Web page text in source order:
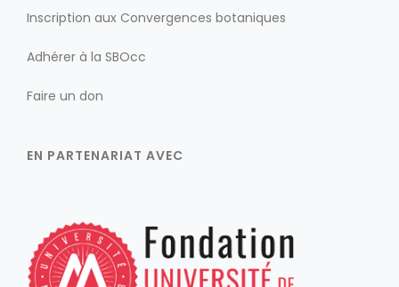
Inscription aux Convergences botaniques
Adhérer à la SBOcc
Faire un don
EN PARTENARIAT AVEC